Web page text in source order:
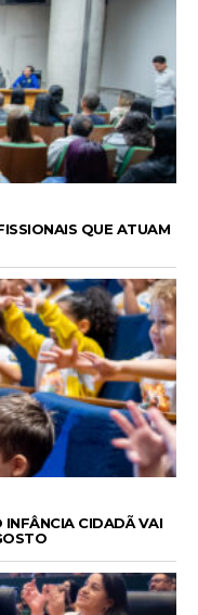
QUE ATUAM
CIDADÃ VAI